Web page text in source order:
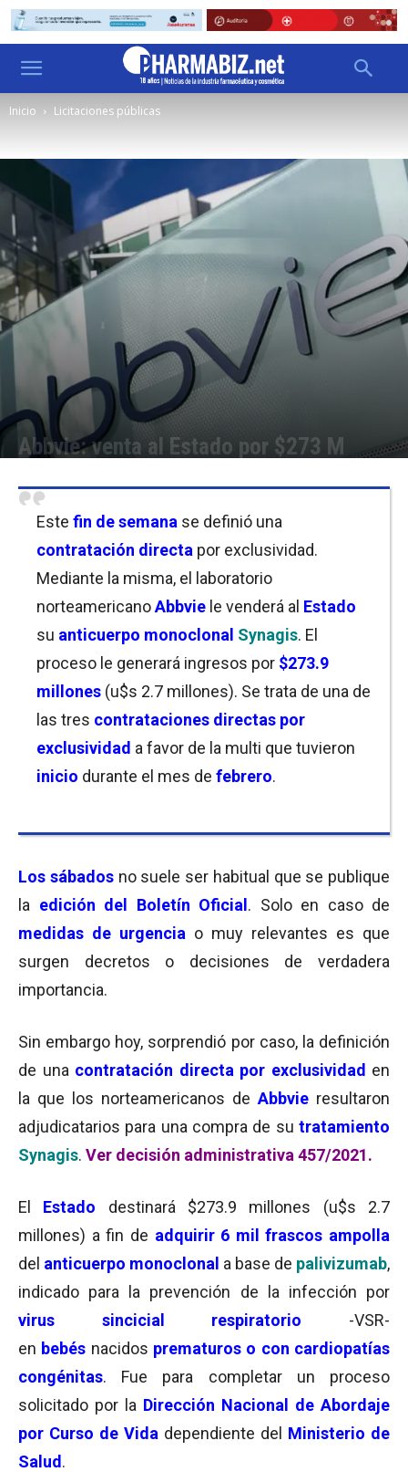
Inicio Licitaciones públicas
Abbvie: venta al Estado por $273 M
Este fin de semana se definió una
contratación directa por exclusividad.
Mediante la misma, el laboratorio
norteamericanoAbbvie le venderá al Estado
su anticuerpo monoclonal Synagis. El
proceso le generará ingresos por $273.9
millones (u$s 2.7 millones). Se trata de una de
las tres contrataciones directas por
exclusividad a favor de la multi que tuvieron
inicio durante el mes de febrero.
Los sábadosno suele ser habitual que se publique
la edición del Boletín Oficial . Solo en caso de
medidas de urgencia o muy relevantes es que
surgen decretos o decisiones de verdadera
importancia.
Sin embargo hoy, sorprendió por caso, la definición
de una contratación directa por exclusividad en
la que los norteamericanos de Abbvie resultaron
adjudicatarios para una compra de su tratamiento
Synagis. Ver decisión administrativa 457/2021.
El Estado
destinará $273.9 millones (u$s 2.7
millones) a fin de adquirir 6 mil frascos ampolla
del anticuerpo monoclonal a base de palivizumab,
indicado para la prevención de la infección por
virus sincicial respiratorio -VSR-
en bebés nacidos prematuros o con cardiopatías
congénitas. Fue para completar un proceso
solicitado por la Dirección Nacional de Abordaje
por Curso de Vida dependiente del Ministerio de
Salud .